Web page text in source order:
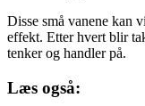
Disse små vanene kan
effekt. Etter hvert blir
tenker og handler på.
Læs også: